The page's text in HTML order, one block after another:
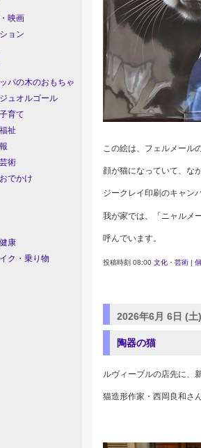
映画
ョン
パの木のおもちゃ
ュオルゴール
育て
祉
術
でかけ
康
ク・乗り物
この絵は、フェルメール
顔が猫になっていて、な
ジークレイ印刷のキャン
我が家では、「ニャルメ
呼んでいます。
投稿時刻 08:00 文化・芸術
2026年6月 6日 (土)
陶器の猫
ルヴィーブルの店先に、
猫造形作家・西岡良和さ